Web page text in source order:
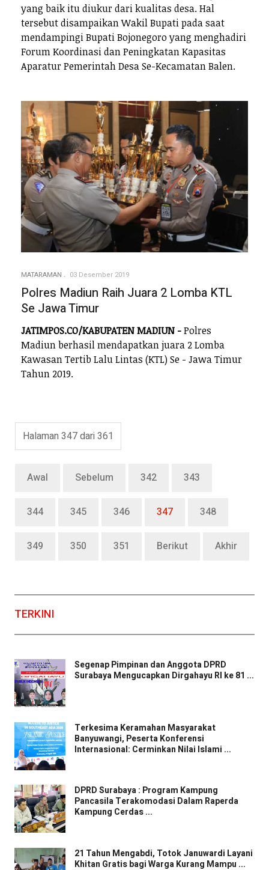
yang baik itu diukur dari kualitas desa. Hal
tersebut disampaikan Wakil Bupati pada saat
mendampingi Bupati Bojonegoro yang menghadiri
Forum Koordinasi dan Peningkatan Kapasitas
Aparatur Pemerintah Desa Se-Kecamatan Balen.
MATARAMAN 03 Desember 2019
Polres Madiun Raih Juara 2 Lomba KTL
Se Jawa Timur
JATIMPOS.CO/KABUPATEN MADIUN -Polres
Madiun berhasil mendapatkan juara 2 Lomba
Kawasan Tertib Lalu Lintas (KTL) Se - Jawa Timur
Tahun 2019.
Halaman 347 dari 361
Awal Sebelum 342 343
344 345 346 347 348
349 350 351 Berikut Akhir
TERKINI
Segenap Pimpinan dan Anggota DPRD
Surabaya Mengucapkan Dirgahayu RI ke 81 ...
Terkesima Keramahan Masyarakat
Banyuwangi, Peserta Konferensi
Internasional: Cerminkan Nilai Islami ...
DPRD Surabaya : Program Kampung
Pancasila Terakomodasi Dalam Raperda
Kampung Cerdas ...
21 Tahun Mengabdi, Totok Januwardi Layani
Khitan Gratis bagi Warga Kurang Mampu ...